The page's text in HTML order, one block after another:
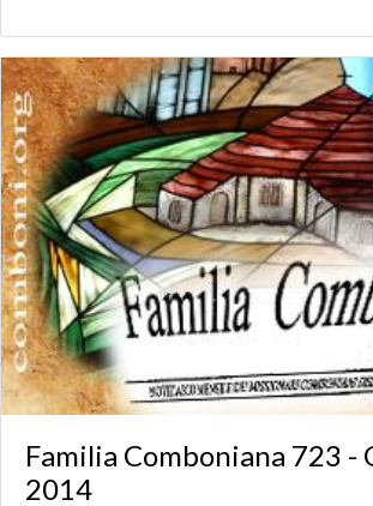
Familia Comboniana 723 -
2014